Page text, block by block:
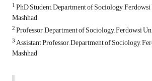
1PhD Student, Department of Sociology,
Mashhad
2Professor, Department of Sociology, Ferdowsi
3Assistant Professor, Department of Sociology,
Mashhad